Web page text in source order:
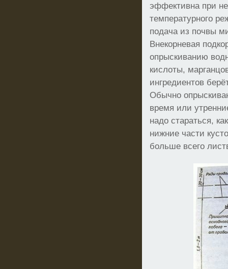
эффективна при
температурного
подача из почвы
Внекорневая
опрыскиванию
кислоты,
ингредиентов
Обычно
время или
надо стараться,
нижние части
больше всего